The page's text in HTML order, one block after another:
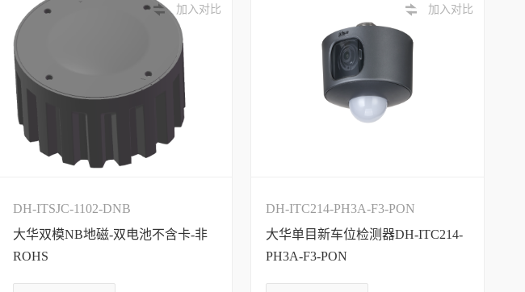
加入对比
DH-ITSJC-1102-DNB
大华双模NB地磁-双电池不含卡-非
ROHS
加入对比
DH-ITC214-PH3A-F3-PON
大华单目新车位检测器DH-ITC214-
PH3A-F3-PON